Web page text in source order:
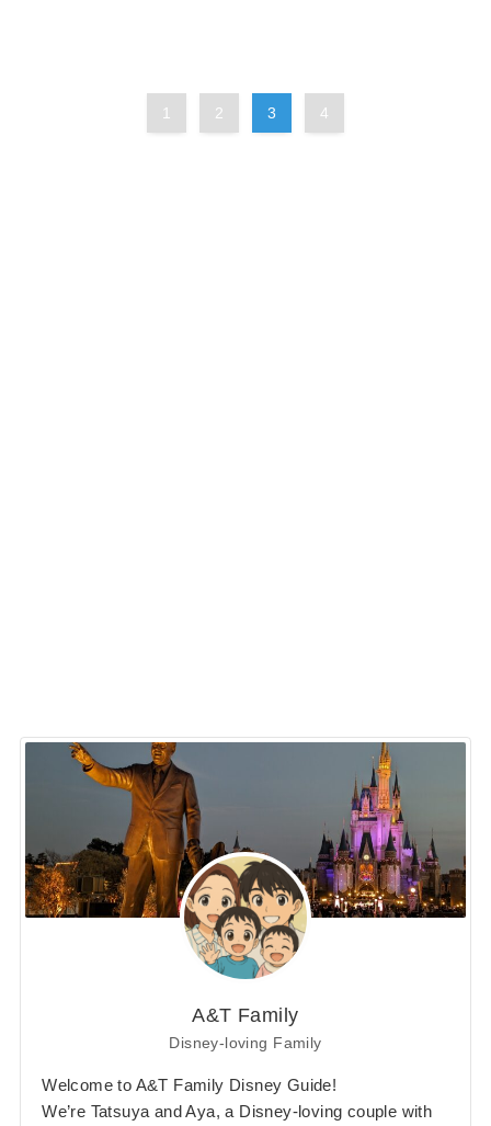
1 2 3 4
A&T Family
Disney-loving Family
Welcome to A&T Family Disney Guide!
We’re Tatsuya and Aya, a Disney-loving couple with